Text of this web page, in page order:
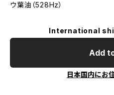
ウ葉油（528Hz）
International
Add
日本国内にお